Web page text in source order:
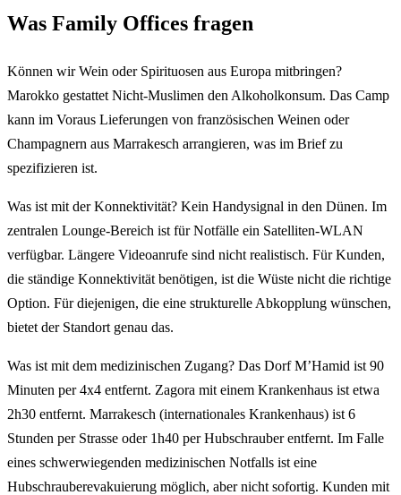
Was Family Offices fragen
Können wir Wein oder Spirituosen aus Europa mitbringen?
Marokko gestattet Nicht-Muslimen den Alkoholkonsum. Das Camp
kann im Voraus Lieferungen von französischen Weinen oder
Champagnern aus Marrakesch arrangieren, was im Brief zu
spezifizieren ist.
Was ist mit der Konnektivität? Kein Handysignal in den Dünen. Im
zentralen Lounge-Bereich ist für Notfälle ein Satelliten-WLAN
verfügbar. Längere Videoanrufe sind nicht realistisch. Für Kunden,
die ständige Konnektivität benötigen, ist die Wüste nicht die richtige
Option. Für diejenigen, die eine strukturelle Abkopplung wünschen,
bietet der Standort genau das.
Was ist mit dem medizinischen Zugang? Das Dorf M’Hamid ist 90
Minuten per 4x4 entfernt. Zagora mit einem Krankenhaus ist etwa
2h30 entfernt. Marrakesch (internationales Krankenhaus) ist 6
Stunden per Strasse oder 1h40 per Hubschrauber entfernt. Im Falle
eines schwerwiegenden medizinischen Notfalls ist eine
Hubschrauberevakuierung möglich, aber nicht sofortig. Kunden mit